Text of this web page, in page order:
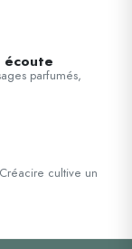
écoute
parfumés,
cultive un